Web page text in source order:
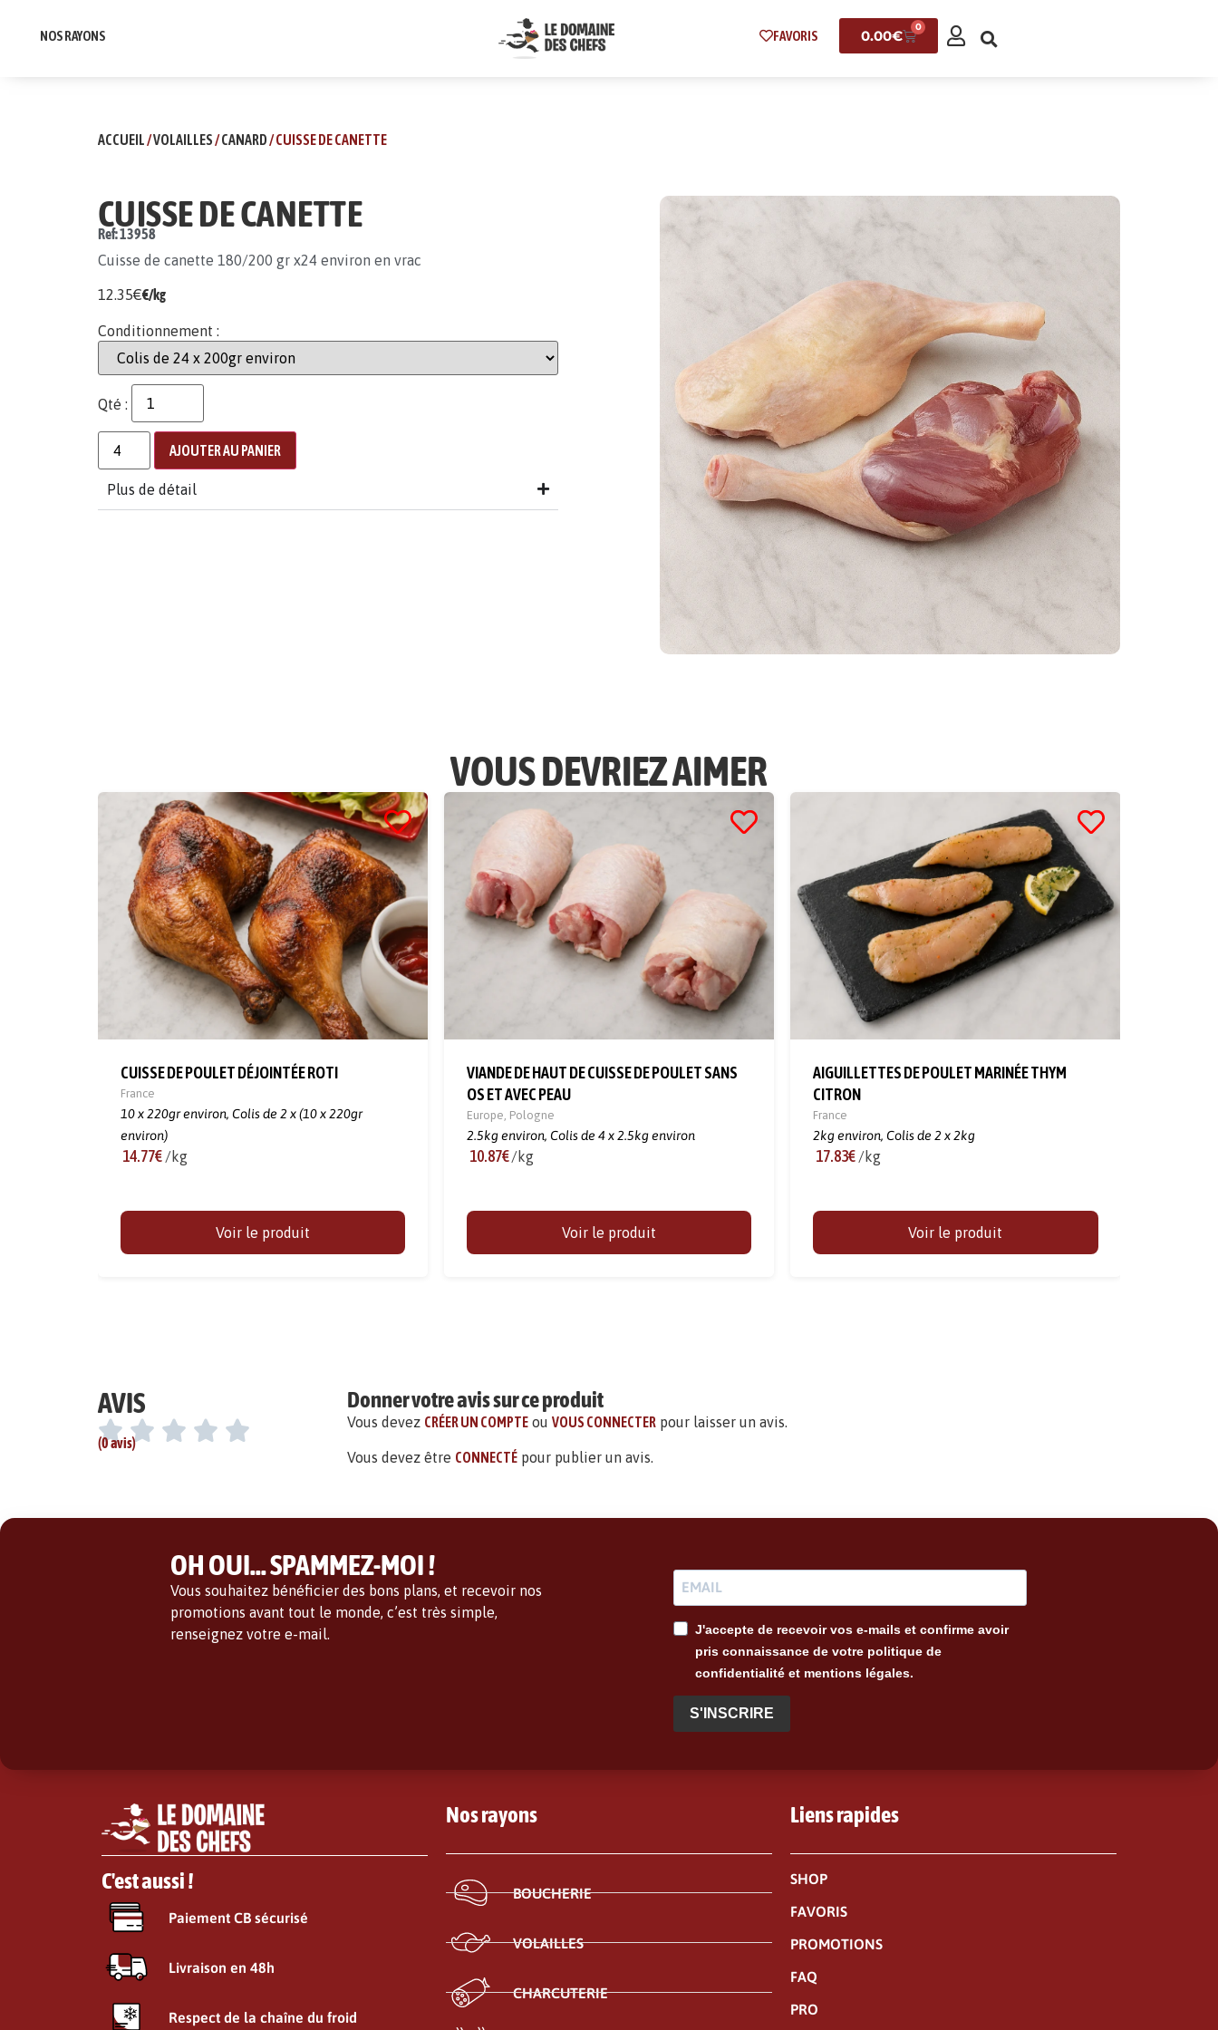
NOS RAYONS FAVORIS 0.00€
0
ACCUEIL/VOLAILLES/CANARD/ CUISSE DE CANETTE
CUISSE DE CANETTE
Ref: 13958
Cuisse de canette 180/200 gr x24 environ en vrac
12.35€€/kg
Conditionnement :
Qté :
AJOUTER AU PANIER
Plus de détail
VOUS DEVRIEZ AIMER
CUISSE DE POULET DÉJOINTÉE ROTI
France
10 x 220gr environ, Colis de 2 x (10 x 220gr
environ)
14.77€ /kg
Voir le produit
VIANDE DE HAUT DE CUISSE DE POULET SANS
OS ET AVEC PEAU
Europe, Pologne
2.5kg environ, Colis de 4 x 2.5kg environ
10.87€/kg
Voir le produit
AIGUILLETTES DE POULET MARINÉE THYM
CITRON
France
2kg environ, Colis de 2 x 2kg
17.83€ /kg
Voir le produit
AVIS
(0 avis)
Donner votre avis sur ce produit
Vous devez CRÉER UN COMPTEou VOUS CONNECTERpour laisser un avis.
Vous devez être CONNECTÉpour publier un avis.
OH OUI... SPAMMEZ-MOI !
Vous souhaitez bénéficier des bons plans, et recevoir nos
promotions avant tout le monde, c’est très simple,
renseignez votre e-mail.
J'accepte de recevoir vos e-mails et confirme avoir
pris connaissance de votre politique de
confidentialité et mentions légales.
S'INSCRIRE
C'est aussi !
Paiement CB sécurisé
Livraison en 48h
Respect de la chaîne du froid
Nos rayons
BOUCHERIE
VOLAILLES
CHARCUTERIE
Liens rapides
SHOP
FAVORIS
PROMOTIONS
FAQ
PRO